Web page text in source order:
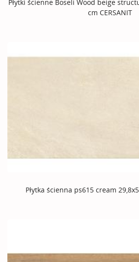
Płytki ścienne Boseli Wood beige
cm CERSANIT
Płytka ścienna ps615 cream